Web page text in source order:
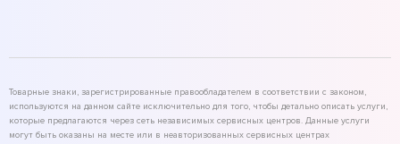
Товарные знаки, зарегистрированные правообладателем в соответствии с законом,
используются на данном сайте исключительно для того, чтобы детально описать услуги,
которые предлагаются через сеть независимых сервисных центров. Данные услуги
могут быть оказаны на месте или в неавторизованных сервисных центрах